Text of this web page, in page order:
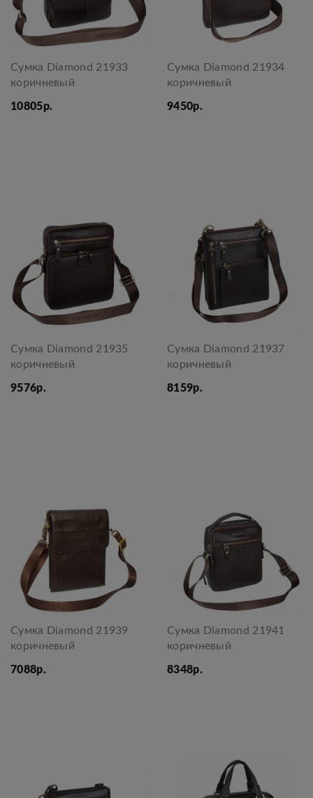
Сумка Diamond 21933
коричневый
10805р.
Сумка Diamond 21934
коричневый
9450р.
Сумка Diamond 21935
коричневый
9576р.
Сумка Diamond 21937
коричневый
8159р.
Сумка Diamond 21939
коричневый
7088р.
Сумка Diamond 21941
коричневый
8348р.